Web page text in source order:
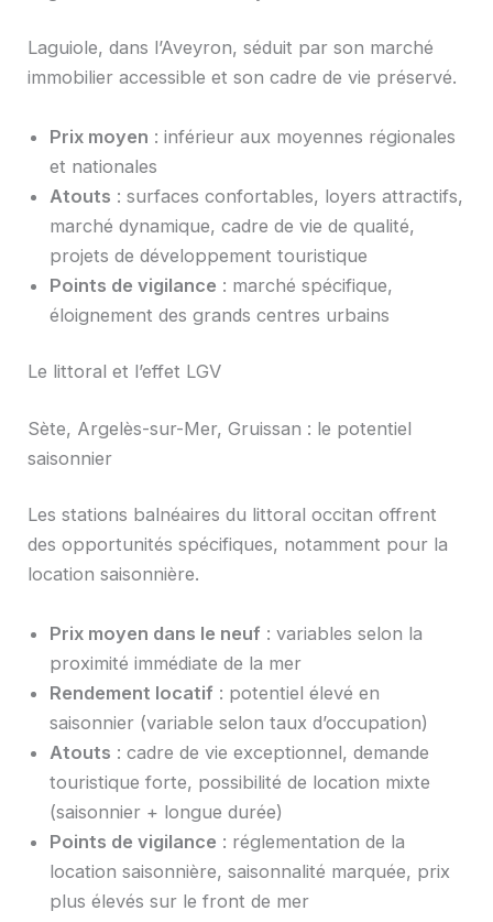
Laguiole, dans l’Aveyron, séduit par son marché
immobilier accessible et son cadre de vie préservé.
Prix moyen : inférieur aux moyennes régionales
et nationales
Atouts : surfaces confortables, loyers attractifs,
marché dynamique, cadre de vie de qualité,
projets de développement touristique
Points de vigilance : marché spécifique,
éloignement des grands centres urbains
Le littoral et l’effet LGV
Sète, Argelès-sur-Mer, Gruissan : le potentiel
saisonnier
Les stations balnéaires du littoral occitan offrent
des opportunités spécifiques, notamment pour la
location saisonnière.
Prix moyen dans le neuf : variables selon la
proximité immédiate de la mer
Rendement locatif : potentiel élevé en
saisonnier (variable selon taux d’occupation)
Atouts : cadre de vie exceptionnel, demande
touristique forte, possibilité de location mixte
(saisonnier + longue durée)
Points de vigilance : réglementation de la
location saisonnière, saisonnalité marquée, prix
plus élevés sur le front de mer